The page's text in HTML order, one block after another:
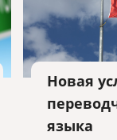
Новая
языка